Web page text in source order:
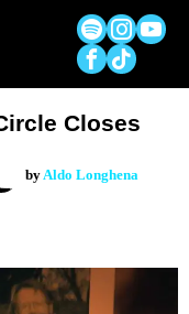
Closes
by Aldo Longhena